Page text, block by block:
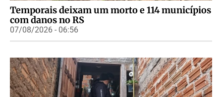
Temporais deixam um morto e 114 municípios
com danos no RS
07/08/2026 - 06:56